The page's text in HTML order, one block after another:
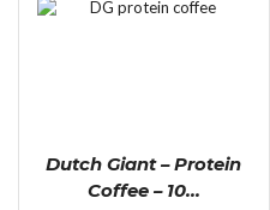
Dutch Giant – Protein
Coffee – 10...